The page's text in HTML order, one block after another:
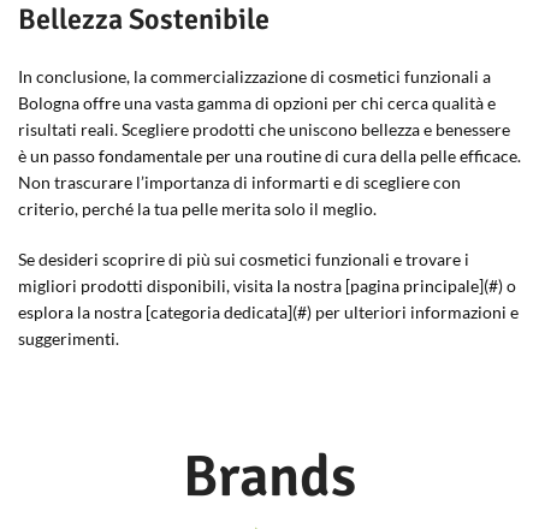
Bellezza Sostenibile
In conclusione, la commercializzazione di cosmetici funzionali a
Bologna offre una vasta gamma di opzioni per chi cerca qualità e
risultati reali. Scegliere prodotti che uniscono bellezza e benessere
è un passo fondamentale per una routine di cura della pelle efficace.
Non trascurare l’importanza di informarti e di scegliere con
criterio, perché la tua pelle merita solo il meglio.
Se desideri scoprire di più sui cosmetici funzionali e trovare i
migliori prodotti disponibili, visita la nostra [pagina principale](#) o
esplora la nostra [categoria dedicata](#) per ulteriori informazioni e
suggerimenti.
Brands